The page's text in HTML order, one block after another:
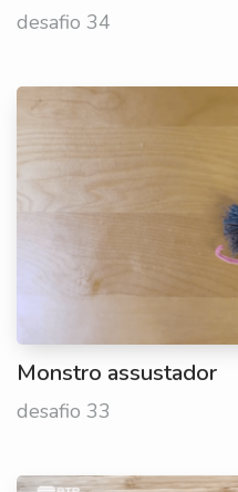
desafio 34
Monstro assustador
desafio 33